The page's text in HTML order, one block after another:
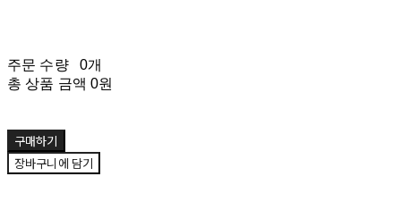
주문 수량
0개
총 상품 금액 0원
구매하기
장바구니에 담기